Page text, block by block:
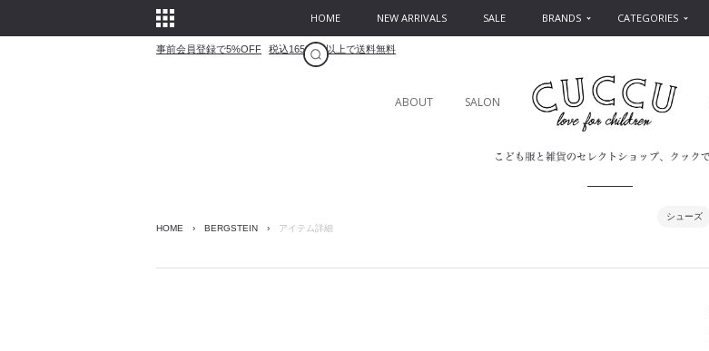
HOME NEW ARRIVALS SALE BRANDS CATEGORIES
事前会員登録で5%OFF 税込16500円以上で送料無料
ABOUT SALON
HOME › BERGSTEIN › アイテム詳細
シューズ